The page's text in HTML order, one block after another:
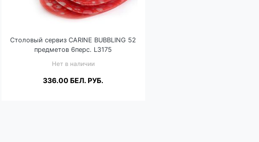
Столовый сервиз CARINE BUBBLING 52
предметов 6перс. L3175
Нет в наличии
336.00БЕЛ. РУБ.